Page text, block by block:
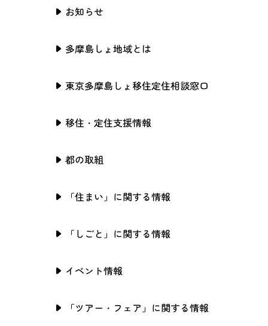
お知らせ
多摩島しょ地域とは
東京多摩島しょ移住定住相談窓口
移住・定住支援情報
都の取組
「住まい」に関する情報
「しごと」に関する情報
イベント情報
「ツアー・フェア」に関する情報